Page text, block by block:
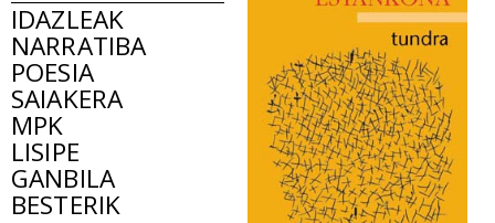
IDAZLEAK
NARRATIBA
POESIA
SAIAKERA
MPK
LISIPE
GANBILA
BESTERIK